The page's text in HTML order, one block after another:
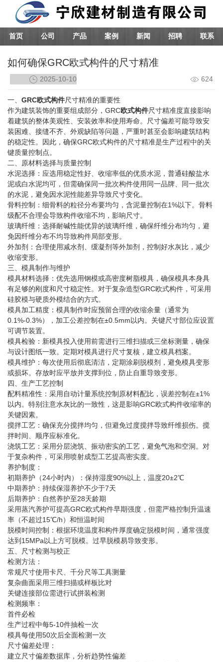
首页 公司 产品 案例 新闻 招聘 联系
如何确保GRC欧式构件的尺寸精准
624
2025-10-10
一、 GRC欧式构件尺寸精准的重要性
作为建筑装饰的重要组成部分， GRC欧式构件尺寸精准度直接影响
着建筑的整体美观性、安装效率和使用寿命。尺寸偏差可能导致安
装困难、接缝不齐、外观缺陷等问题，严重时甚至会影响建筑结构
的稳定性。因此，确保GRC欧式构件的尺寸精准是生产过程中的关
键质量控制点。
二、原材料选择与质量控制
水泥选择：应选用稳定性好、收缩率低的优质水泥，普通硅酸盐水
泥或白水泥均可，但需确保同一批次构件使用同一品牌、同一批次
的水泥，避免因水泥性能差异导致尺寸变化。
骨料控制：细骨料的粒径分布要均匀，含泥量控制在1%以下。骨料
级配不合理会导致构件收缩不均，影响尺寸。
玻璃纤维：选择耐碱性能优异的玻璃纤维，确保纤维分布均匀，避
免因纤维分布不均导致构件局部变形。
外加剂：合理使用减水剂、缓凝剂等外加剂，控制好水灰比，减少
收缩变形。
三、模具制作与维护
模具材料选择：优先选用钢模或高密度树脂模具，确保模具本身具
有足够的刚度和尺寸稳定性。对于复杂造型GRC欧式构件 ，可采用
硅胶模与硬质外模结合的方式。
模具加工精度：模具制作时应预留合理的收缩余量（通常为
0.1%-0.3%），加工公差控制在±0.5mm以内。关键尺寸部位应设置
可调节装置。
模具检验：新模具投入使用前需进行三维扫描或三坐标测量，确保
与设计图纸一致。定期对模具进行尺寸复核，建立模具档案。
模具维护：每次使用后彻底清洁，定期涂刷脱模剂，避免模具变形
或损坏。存放时应平放并支撑到位，防止自重导致变形。
四、生产工艺控制
配料精准性：采用自动计量系统控制原材料配比，误差控制在±1%
以内。特别注意水灰比的一致性，这是影响GRC欧式构件收缩率的
关键因素。
搅拌工艺：确保充分搅拌均匀，但避免过度搅拌导致纤维损伤。搅
拌时间、顺序应标准化。
浇筑工艺：采用分层浇筑、振动密实的工艺，避免气泡和空洞。对
于复杂构件，可采用喷射成型工艺提高密实度。
养护制度：
初期养护（24小时内）：保持湿度90%以上，温度20±2℃
中期养护：持续保湿养护不少于7天
后期养护：自然养护至28天龄期
采用蒸汽养护可提高GRC欧式构件早期强度，但需严格控制升温速
率（不超过15℃/h）和恒温时间
脱模时间控制：根据环境温度和构件厚度确定脱模时间，通常强度
达到15MPa以上方可脱模。过早脱模易导致变形。
五、尺寸检测与校正
检测方法：
常规尺寸使用卡尺、千分尺等工具测量
复杂曲面采用三维扫描或样板比对
关键连接部位需进行试拼装检测
检测频率：
首件必检
生产过程中每5-10件抽检一次
模具每使用50次后全面检测一次
尺寸偏差处理：
建立尺寸偏差数据库，分析趋势性偏差